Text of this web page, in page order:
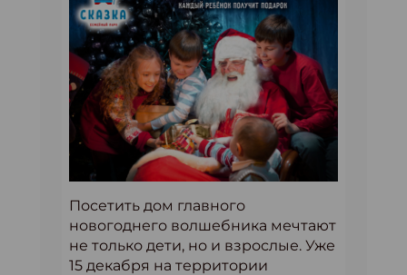
Посетить дом главного
новогоднего волшебника мечтают
не только дети, но и взрослые. Уже
15 декабря на территории